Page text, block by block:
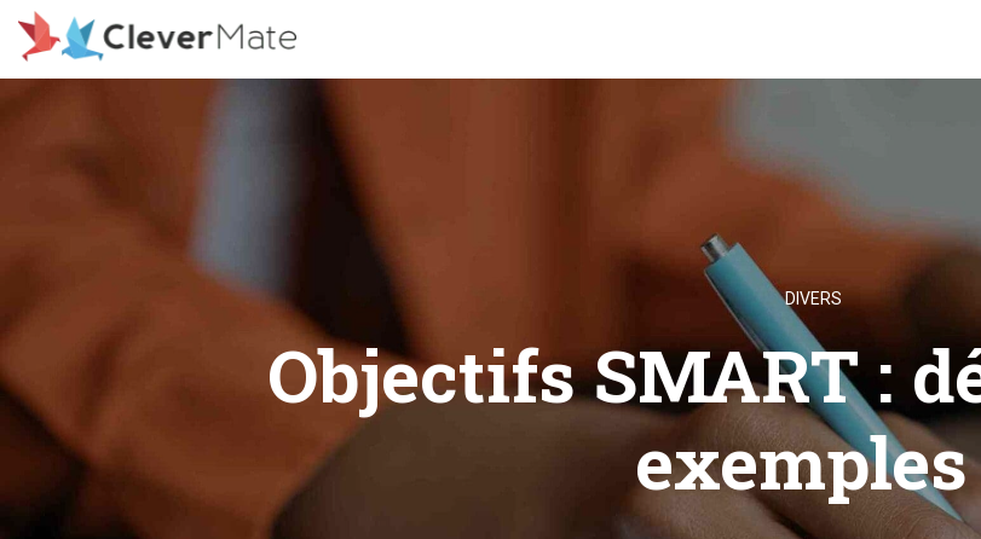
Deprecated: File registration.php is deprecated since version 3.1.0 with no alternative available. This file no
includes/functions.php on line 6078
DIVERS
Objectifs SMART :
exemples